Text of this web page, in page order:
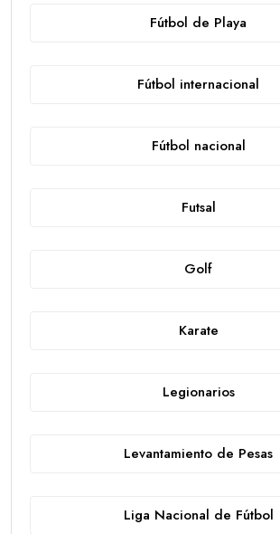
Fútbol de Playa
Fútbol internacional
Fútbol nacional
Futsal
Golf
Karate
Legionarios
Levantamiento de Pesas
Liga Nacional de Fútbol